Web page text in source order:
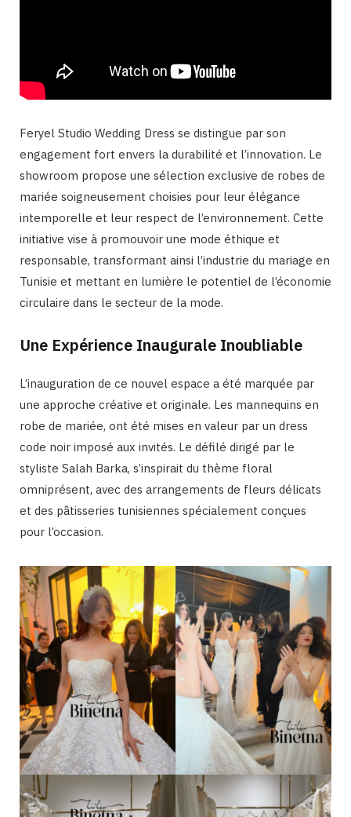
Feryel Studio Wedding Dress se distingue par son
engagement fort envers la durabilité et l’innovation. Le
showroom propose une sélection exclusive de robes de
mariée soigneusement choisies pour leur élégance
intemporelle et leur respect de l’environnement. Cette
initiative vise à promouvoir une mode éthique et
responsable, transformant ainsi l’industrie du mariage en
Tunisie et mettant en lumière le potentiel de l’économie
circulaire dans le secteur de la mode.
Une Expérience Inaugurale Inoubliable
L’inauguration de ce nouvel espace a été marquée par
une approche créative et originale. Les mannequins en
robe de mariée, ont été mises en valeur par un dress
code noir imposé aux invités. Le défilé dirigé par le
styliste Salah Barka, s’inspirait du thème floral
omniprésent, avec des arrangements de fleurs délicats
et des pâtisseries tunisiennes spécialement conçues
pour l’occasion.